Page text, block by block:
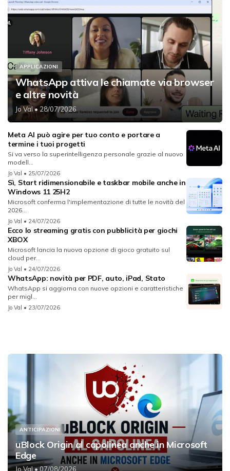
APPLICAZIONI
WhatsApp attiva le chiamate via browser
e altre novità
Jo Val• 28/07/2026
Meta AI può agire per tuo conto e portare a
termine i tuoi progetti
Si va verso la superintelligenza personale grazie al nuovo
modell...
Jo Val • 25/07/2026
Sì, Start ridimensionabile e taskbar mobile anche in
Windows 11 25H2
Microsoft conferma l'implementazione di tutte le novità del
2026...
Jo Val • 24/07/2026
Ecco lo streaming gratis con pubblicità per giochi
XBOX
Microsoft lancia la nuova opzione di gioco gratuito sul
cloud per...
Jo Val • 24/07/2026
WhatsApp: novità per PDF, auto, iPad, Stato
WhatsApp si aggiorna con nuove opzioni e caratteristiche
per migl...
Jo Val • 23/07/2026
ANTICIPAZIONI
uBlock Origin al capolinea anche in Microsoft
Edge
Jo Val• 07/08/2026